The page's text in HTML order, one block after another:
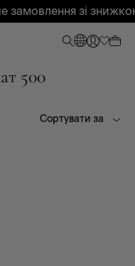
замовлення зі
500
Сортувати за